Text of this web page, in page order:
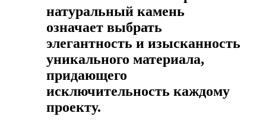
натуральный камень
означает выбрать
элегантность и изысканность
уникального материала,
придающего
исключительность каждому
проекту.